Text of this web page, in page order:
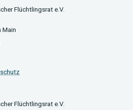
Flüchtlingsrat e.V.
Main
Flüchtlingsrat e.V.